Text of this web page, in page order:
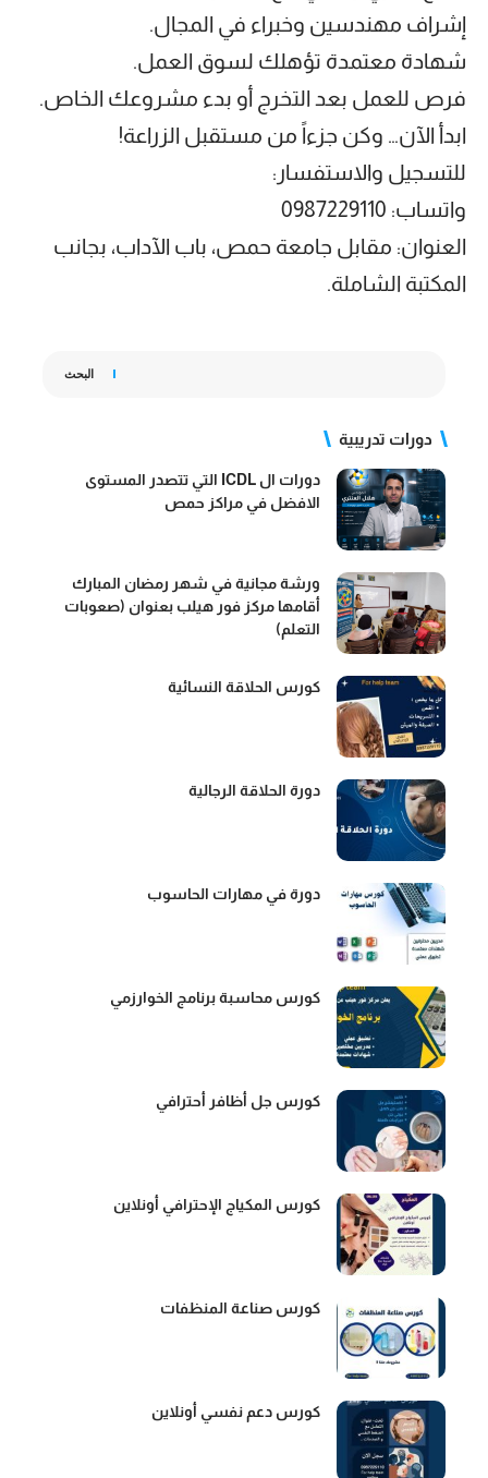
إشراف مهندسين وخبراء في المجال.
شهادة معتمدة تؤهلك لسوق العمل.
فرص للعمل بعد التخرج أو بدء مشروعك الخاص.
ابدأ الآن… وكن جزءاً من مستقبل الزراعة!
للتسجيل والاستفسار:
واتساب: 0987229110
العنوان: مقابل جامعة حمص، باب الآداب، بجانب
المكتبة الشاملة.
البحث
دورات تدريبية
دورات ال ICDL التي تتصدر المستوى
الافضل في مراكز حمص
ورشة مجانية في شهر رمضان المبارك
أقامها مركز فور هيلب بعنوان (صعوبات
التعلم)
كورس الحلاقة النسائية
دورة الحلاقة الرجالية
دورة في مهارات الحاسوب
كورس محاسبة برنامج الخوارزمي
كورس جل أظافر أحترافي
كورس المكياج الإحترافي أونلاين
كورس صناعة المنظفات
كورس دعم نفسي أونلاين